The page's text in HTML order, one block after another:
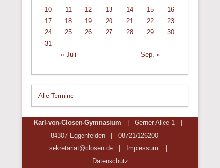
10
11 12 13 14 15
16
17
18 19 20 21 22
23
24
25 26 27 28 29
30
31
« Juli
Sep. »
Alle Termine
Karl-von-Closen-Gymnasium
| Gerner Allee 1 |
84307 Eggenfelden | 08721/126200
sekretariat@closen.de |
Impressum
Datenschutz